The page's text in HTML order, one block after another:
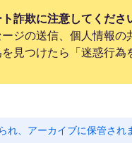
詐欺に注意してくださ
ージの送信、個人情報
見つけたら「迷惑行為
れ、アーカイブに保管され